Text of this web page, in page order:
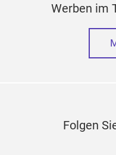
Werben im
Folgen